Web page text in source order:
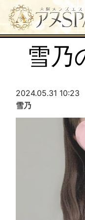
雪乃
2024.05.31 10:23
雪乃